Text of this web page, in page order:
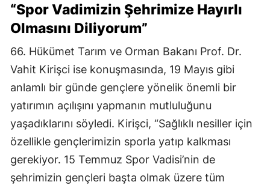
“Spor Vadimizin Şehrimize Hayırlı
Olmasını Diliyorum”
66. Hükümet Tarım ve Orman Bakanı Prof. Dr.
Vahit Kirişci ise konuşmasında, 19 Mayıs gibi
anlamlı bir günde gençlere yönelik önemli bir
yatırımın açılışını yapmanın mutluluğunu
yaşadıklarını söyledi. Kirişci, “Sağlıklı nesiller için
özellikle gençlerimizin sporla yatıp kalkması
gerekiyor. 15 Temmuz Spor Vadisi’nin de
şehrimizin gençleri başta olmak üzere tüm